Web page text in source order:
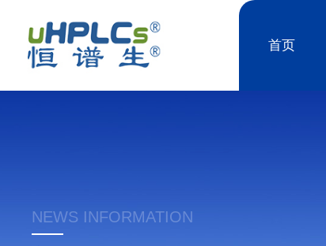
首页
NEWS INFORMATION